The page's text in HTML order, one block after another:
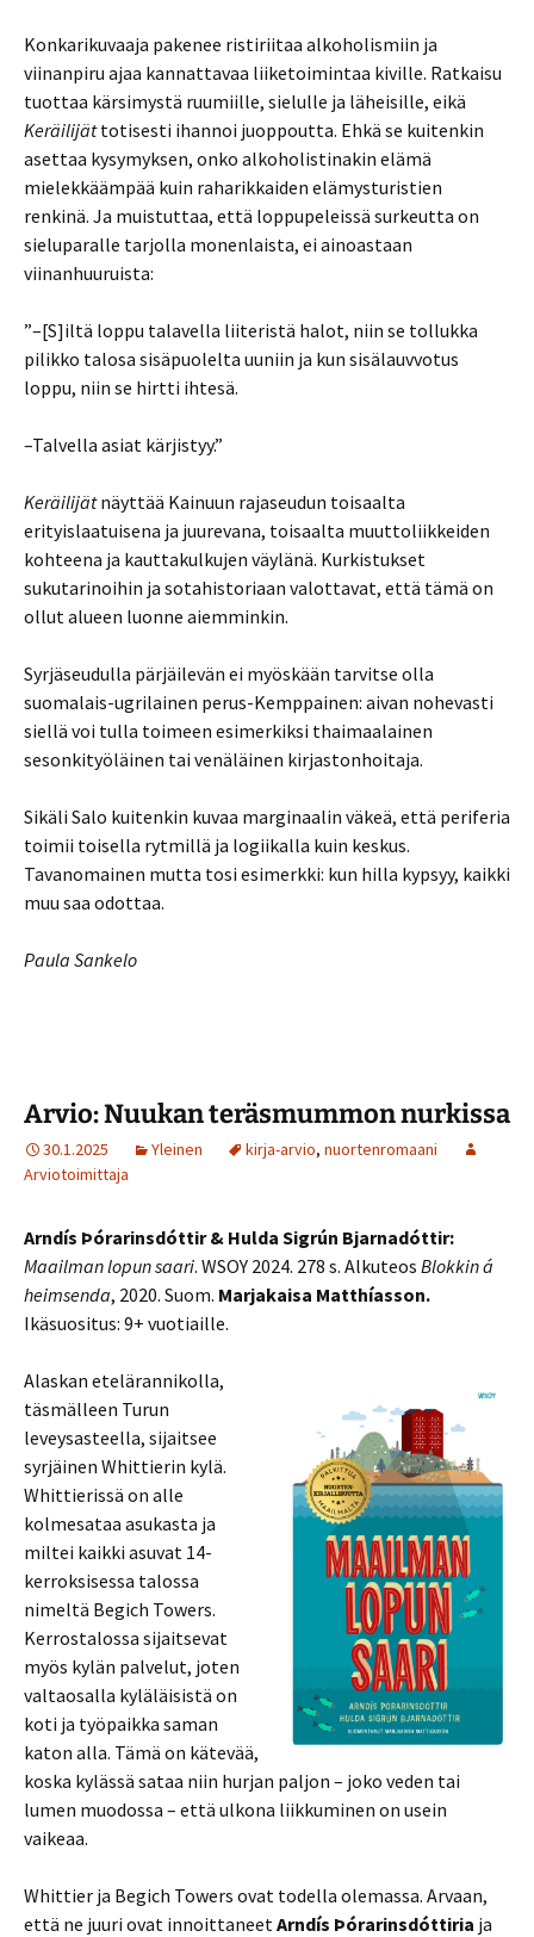
Konkarikuvaaja pakenee ristiriitaa alkoholismiin ja
viinanpiru ajaa kannattavaa liiketoimintaa kiville. Ratkaisu
tuottaa kärsimystä ruumiille, sielulle ja läheisille, eikä
Keräilijättotisesti ihannoi juoppoutta. Ehkä se kuitenkin
asettaa kysymyksen, onko alkoholistinakin elämä
mielekkäämpää kuin raharikkaiden elämysturistien
renkinä. Ja muistuttaa, että loppupeleissä surkeutta on
sieluparalle tarjolla monenlaista, ei ainoastaan
viinanhuuruista:
”–[S]iltä loppu talavella liiteristä halot, niin se tollukka
pilikko talosa sisäpuolelta uuniin ja kun sisälauvvotus
loppu, niin se hirtti ihtesä.
–Talvella asiat kärjistyy.”
Keräilijätnäyttää Kainuun rajaseudun toisaalta
erityislaatuisena ja juurevana, toisaalta muuttoliikkeiden
kohteena ja kauttakulkujen väylänä. Kurkistukset
sukutarinoihin ja sotahistoriaan valottavat, että tämä on
ollut alueen luonne aiemminkin.
Syrjäseudulla pärjäilevän ei myöskään tarvitse olla
suomalais-ugrilainen perus-Kemppainen: aivan nohevasti
siellä voi tulla toimeen esimerkiksi thaimaalainen
sesonkityöläinen tai venäläinen kirjastonhoitaja.
Sikäli Salo kuitenkin kuvaa marginaalin väkeä, että periferia
toimii toisella rytmillä ja logiikalla kuin keskus.
Tavanomainen mutta tosi esimerkki: kun hilla kypsyy, kaikki
muu saa odottaa.
Paula Sankelo
Arvio: Nuukan teräsmummon nurkissa
30.1.2025 Yleinen kirja-arvio, nuortenromaani
Arviotoimittaja
Arndís Þórarinsdóttir & Hulda Sigrún Bjarnadóttir:
Maailman lopun saari. WSOY 2024. 278 s. Alkuteos Blokkin á
heimsenda, 2020. Suom. Marjakaisa Matthíasson.
Ikäsuositus: 9+ vuotiaille.
Alaskan etelärannikolla,
täsmälleen Turun
leveysasteella, sijaitsee
syrjäinen Whittierin kylä.
Whittierissä on alle
kolmesataa asukasta ja
miltei kaikki asuvat 14-
kerroksisessa talossa
nimeltä Begich Towers.
Kerrostalossa sijaitsevat
myös kylän palvelut, joten
valtaosalla kyläläisistä on
koti ja työpaikka saman
katon alla. Tämä on kätevää,
koska kylässä sataa niin hurjan paljon – joko veden tai
lumen muodossa – että ulkona liikkuminen on usein
vaikeaa.
Whittier ja Begich Towers ovat todella olemassa. Arvaan,
että ne juuri ovat innoittaneetArndís Þórarinsdóttiria ja